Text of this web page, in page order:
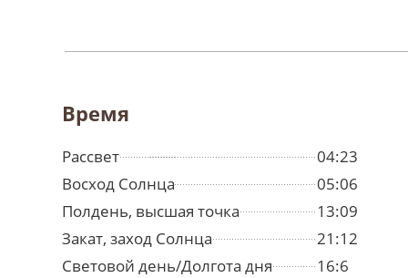
Время
Рассвет
04:23
Восход Солнца
05:06
Полдень, высшая точка
13:09
Закат, заход Солнца
21:12
Световой день/Долгота дня
16:6